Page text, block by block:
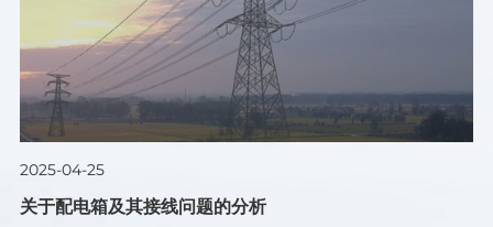
2025-04-25
关于配电箱及其接线问题的分析